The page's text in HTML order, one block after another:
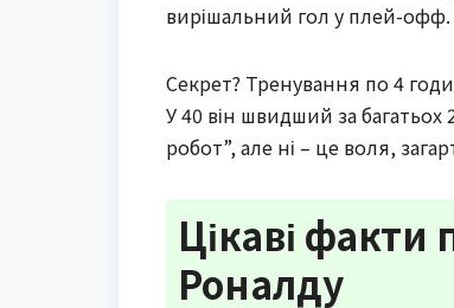
вирішальний гол у плей-офф.
Секрет? Тренування по 4
У 40 він швидший за
робот”, але ні – це воля,
Цікаві факти
Роналду